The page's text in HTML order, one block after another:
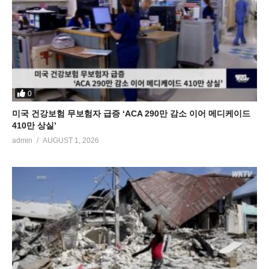
0
미국 건강보험 무보험자 급증 ‘ACA 290만 감소 이어 메디케이드
410만 상실’
admin AUGUST 1, 2026